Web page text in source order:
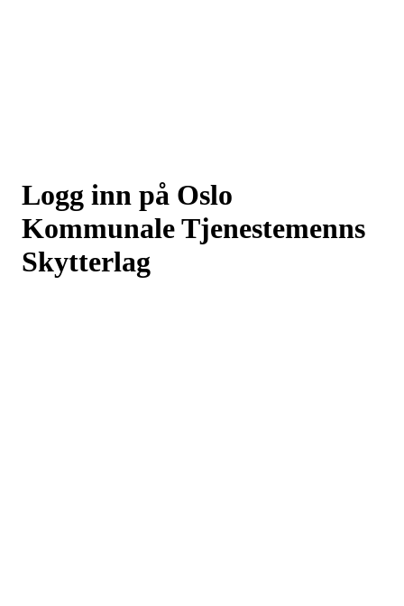
Logg inn på Oslo
Kommunale Tjenestemenns
Skytterlag